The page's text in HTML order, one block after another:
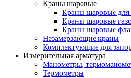
Краны шаровые
Краны шаровые для
Краны шаровые
Краны шаровые
Незамерзающие краны
Комплектующие для
Измерительная арматура
Манометры,
Термометры